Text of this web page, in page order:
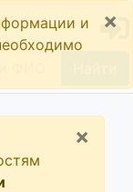
и
×
×